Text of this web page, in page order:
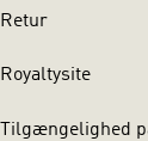
Retur
Royaltysite
Tilgængelighed